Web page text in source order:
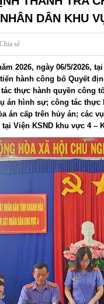
DÂN KHU
Chia sẻ
2026, ngày 06/5/2026,
hành công bố Quyết
tác thực hành quyền
án hình sự; công tác
án cấp trên hủy án; các
Viện KSND khu vực 4 –